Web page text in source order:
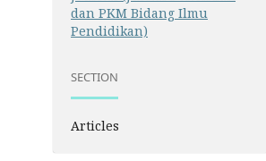
dan PKM Bidang Ilmu
Pendidikan)
SECTION
Articles